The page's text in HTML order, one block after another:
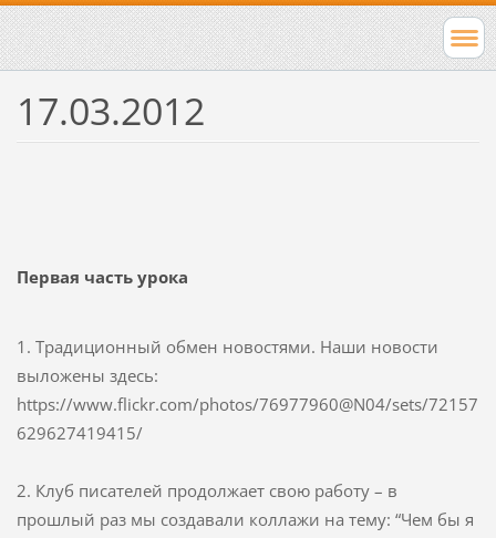
17.03.2012
Первая часть урока
1. Традиционный обмен новостями. Наши новости
выложены здесь:
https://www.flickr.com/photos/76977960@N04/sets/72157
629627419415/
2. Клуб писателей продолжает свою работу – в
прошлый раз мы создавали коллажи на тему: “Чем бы я